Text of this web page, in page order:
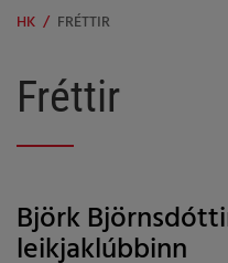
HK / FRÉTTIR
Fréttir
Björk
leikjaklúbbinn